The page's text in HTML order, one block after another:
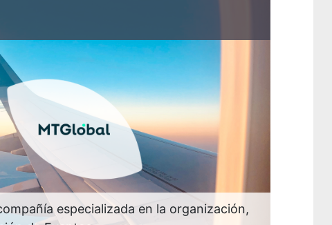
especializada en la organización,